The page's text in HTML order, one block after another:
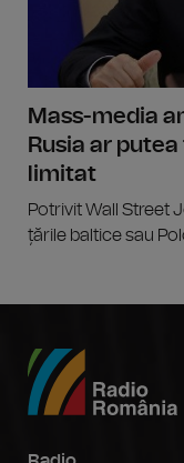
Mass-media
Rusia ar
limitat
Potrivit Wall Street
țările baltice sau